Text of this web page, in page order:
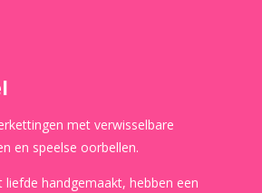
met verwisselbare
en speelse oorbellen.
handgemaakt, hebben een